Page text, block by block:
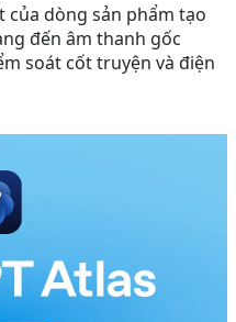
của dòng sản phẩm tạo
đến âm thanh gốc
soát cốt truyện và điện